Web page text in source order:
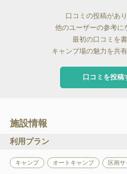
口コミの投稿があり
他のユーザーの参考に
最初の口コミを書
キャンプ場の魅力を共
口コミを投稿
施設情報
利用プラン
キャンプ オートキャンプ 区画サ